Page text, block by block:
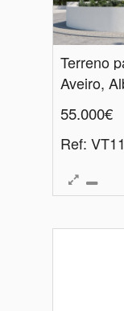
55.000€
Ref: